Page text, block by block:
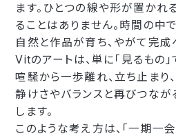
ます。ひとつの線や形が置かれ
ることはありません。時間の中
自然と作品が育ち、やがて完成
Vitのアートは、単に「見るもの
喧騒から一歩離れ、立ち止まり
静けさやバランスと再びつなが
します。
このような考え方は、「一期一